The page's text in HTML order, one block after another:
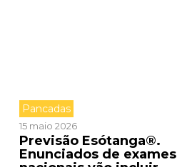
Pancadas
15 maio 2026
Previsão Esótanga®.
Enunciados de exames